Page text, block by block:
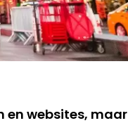
en websites, maar